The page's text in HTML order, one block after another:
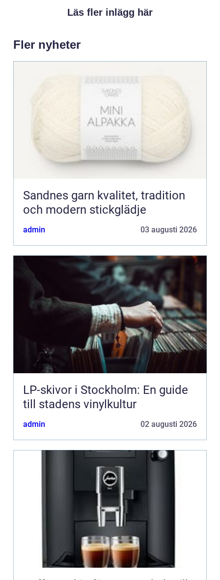
Läs fler inlägg här
Fler nyheter
Sandnes garn kvalitet, tradition
och modern stickglädje
admin 03 augusti 2026
LP-skivor i Stockholm: En guide
till stadens vinylkultur
admin 02 augusti 2026